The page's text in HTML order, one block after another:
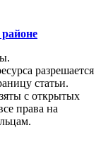
разрешается
статьи.
с открытых
права на